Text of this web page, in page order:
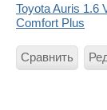
Toyota Auris 1.6
Comfort Plus
Сравнить